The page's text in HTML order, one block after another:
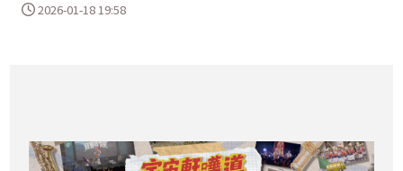
2026-01-18 19:58